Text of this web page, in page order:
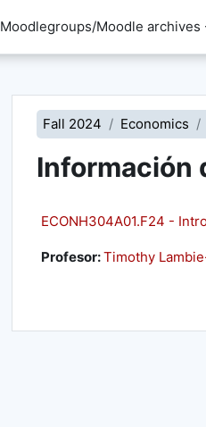
Moodlegroups/Moodle archives
Fall 2024 Economics
Información
ECONH304A01.F24 -
Profesor:Timothy